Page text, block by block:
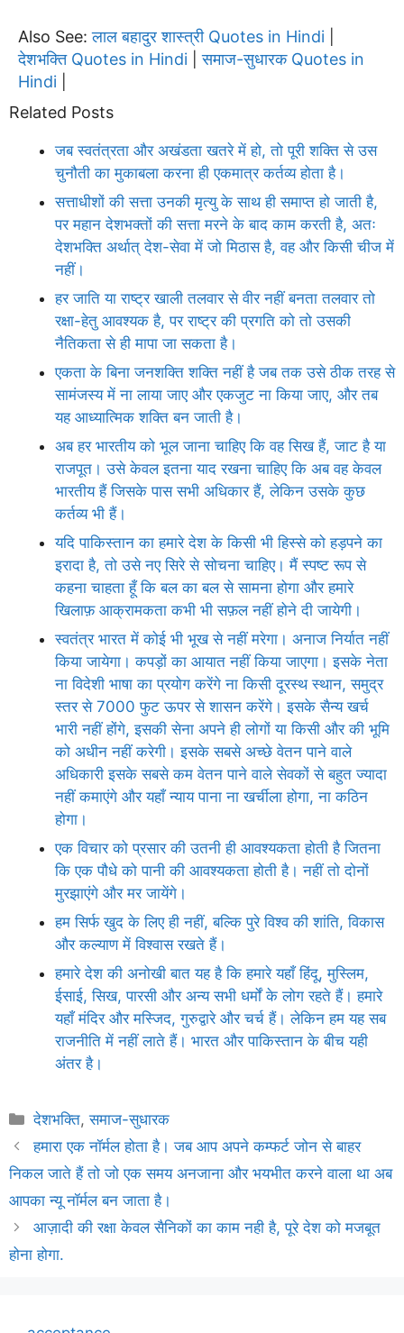
Also See:लाल बहादुर शास्त्री Quotes in Hindi
देशभक्ति Quotes in Hindi |समाज-सुधारक Quotes in
Hindi
Related Posts
जब स्वतंत्रता और अखंडता खतरे में हो, तो पूरी शक्ति से उस
चुनौती का मुकाबला करना ही एकमात्र कर्तव्य होता है।
सत्ताधीशों की सत्ता उनकी मृत्यु के साथ ही समाप्त हो जाती है,
पर महान देशभक्तों की सत्ता मरने के बाद काम करती है, अतः
देशभक्ति अर्थात् देश-सेवा में जो मिठास है, वह और किसी चीज में
नहीं।
हर जाति या राष्ट्र खाली तलवार से वीर नहीं बनता तलवार तो
रक्षा-हेतु आवश्यक है, पर राष्ट्र की प्रगति को तो उसकी
नैतिकता से ही मापा जा सकता है।
एकता के बिना जनशक्ति शक्ति नहीं है जब तक उसे ठीक तरह से
सामंजस्य में ना लाया जाए और एकजुट ना किया जाए, और तब
यह आध्यात्मिक शक्ति बन जाती है।
अब हर भारतीय को भूल जाना चाहिए कि वह सिख हैं, जाट है या
राजपूत। उसे केवल इतना याद रखना चाहिए कि अब वह केवल
भारतीय हैं जिसके पास सभी अधिकार हैं, लेकिन उसके कुछ
कर्तव्य भी हैं।
यदि पाकिस्तान का हमारे देश के किसी भी हिस्से को हड़पने का
इरादा है, तो उसे नए सिरे से सोचना चाहिए। मैं स्पष्ट रूप से
कहना चाहता हूँ कि बल का बल से सामना होगा और हमारे
खिलाफ़ आक्रामकता कभी भी सफ़ल नहीं होने दी जायेगी।
स्वतंत्र भारत में कोई भी भूख से नहीं मरेगा। अनाज निर्यात नहीं
किया जायेगा। कपड़ों का आयात नहीं किया जाएगा। इसके नेता
ना विदेशी भाषा का प्रयोग करेंगे ना किसी दूरस्थ स्थान, समुद्र
स्तर से 7000 फुट ऊपर से शासन करेंगे। इसके सैन्य खर्च
भारी नहीं होंगे, इसकी सेना अपने ही लोगों या किसी और की भूमि
को अधीन नहीं करेगी। इसके सबसे अच्छे वेतन पाने वाले
अधिकारी इसके सबसे कम वेतन पाने वाले सेवकों से बहुत ज्यादा
नहीं कमाएंगे और यहाँ न्याय पाना ना खर्चीला होगा, ना कठिन
होगा।
एक विचार को प्रसार की उतनी ही आवश्यकता होती है जितना
कि एक पौधे को पानी की आवश्यकता होती है। नहीं तो दोनों
मुरझाएंगे और मर जायेंगे।
हम सिर्फ खुद के लिए ही नहीं, बल्कि पुरे विश्व की शांति, विकास
और कल्याण में विश्वास रखते हैं।
हमारे देश की अनोखी बात यह है कि हमारे यहाँ हिंदू, मुस्लिम,
ईसाई, सिख, पारसी और अन्य सभी धर्मों के लोग रहते हैं। हमारे
यहाँ मंदिर और मस्जिद, गुरुद्वारे और चर्च हैं। लेकिन हम यह सब
राजनीति में नहीं लाते हैं। भारत और पाकिस्तान के बीच यही
अंतर है।
Categories
देशभक्ति,समाज-सुधारक
हमारा एक नॉर्मल होता है। जब आप अपने कम्फर्ट जोन से बाहर
निकल जाते हैं तो जो एक समय अनजाना और भयभीत करने वाला था अब
आपका न्यू नॉर्मल बन जाता है।
आज़ादी की रक्षा केवल सैनिकों का काम नही है, पूरे देश को मजबूत
होना होगा.